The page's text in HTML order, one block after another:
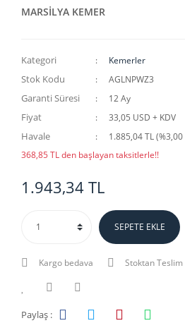
MARSİLYA KEMER
Kategori Kemerler
Stok Kodu AGLNPWZ3
Garanti Süresi 12 Ay
Fiyat 33,05 USD + KDV
Havale
1.885,04 TL
368,85 TL den başlayan taksitlerle!!
1.943,34 TL
SEPETE EKLE
Kargo bedava Stoktan Teslim
Paylaş :